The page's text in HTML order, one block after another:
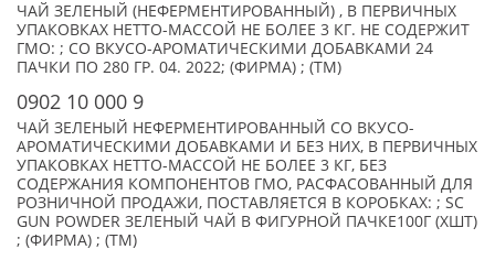
ЧАЙ ЗЕЛЕНЫЙ (НЕФЕРМЕНТИРОВАННЫЙ) , В ПЕРВИЧНЫХ
УПАКОВКАХ НЕТТО-МАССОЙ НЕ БОЛЕЕ 3 КГ. НЕ СОДЕРЖИТ
ГМО: ; СО ВКУСО-АРОМАТИЧЕСКИМИ ДОБАВКАМИ 24
ПАЧКИ ПО 280 ГР. 04. 2022; (ФИРМА) ; (TM)
0902 10 000 9
ЧАЙ ЗЕЛЕНЫЙ НЕФЕРМЕНТИРОВАННЫЙ СО ВКУСО-
АРОМАТИЧЕСКИМИ ДОБАВКАМИ И БЕЗ НИХ, В ПЕРВИЧНЫХ
УПАКОВКАХ НЕТТО-МАССОЙ НЕ БОЛЕЕ 3 КГ, БЕЗ
СОДЕРЖАНИЯ КОМПОНЕНТОВ ГМО, РАСФАСОВАННЫЙ ДЛЯ
РОЗНИЧНОЙ ПРОДАЖИ, ПОСТАВЛЯЕТСЯ В КОРОБКАХ: ; SC
GUN POWDER ЗЕЛЕНЫЙ ЧАЙ В ФИГУРНОЙ ПАЧКЕ100Г (XШТ)
; (ФИРМА) ; (TM)